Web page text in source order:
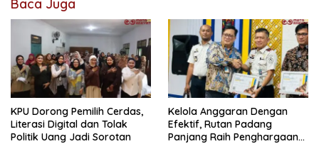
Baca Juga
KPU Dorong Pemilih Cerdas,
Literasi Digital dan Tolak
Politik Uang Jadi Sorotan
Kelola Anggaran Dengan
Efektif, Rutan Padang
Panjang Raih Penghargaan